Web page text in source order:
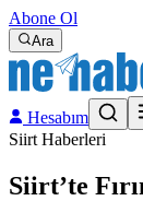
Abone Ol
Ara
Hesabım
Siirt Haberleri
Siirt’te